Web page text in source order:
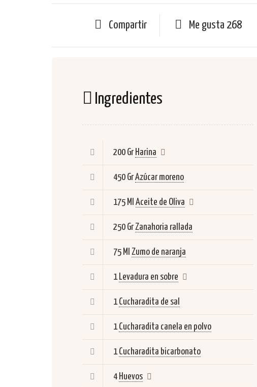
Compartir Me gusta 268
Ingredientes
200 Gr Harina
450 GrAzúcar moreno
175 Ml Aceite de Oliva
250 GrZanahoria rallada
75 Ml Zumo de naranja
1 Levadura en sobre
1 Cucharadita de sal
1 Cucharadita canela en polvo
1 Cucharadita bicarbonato
4 Huevos